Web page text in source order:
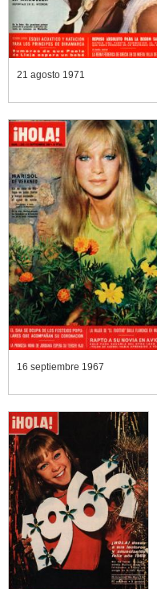
21 agosto 1971
16 septiembre 1967